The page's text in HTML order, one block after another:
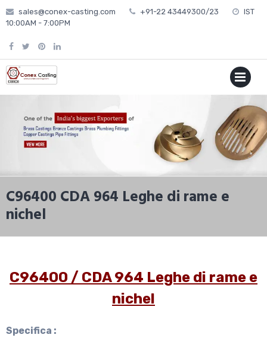
Skip
to
sales@conex-casting.com +91-22 43449300/23
IST
10:00AM - 7:00PM
MENU
C96400 CDA 964 Leghe di rame e
nichel
C96400 / CDA 964 Leghe di rame e
nichel
Specifica :